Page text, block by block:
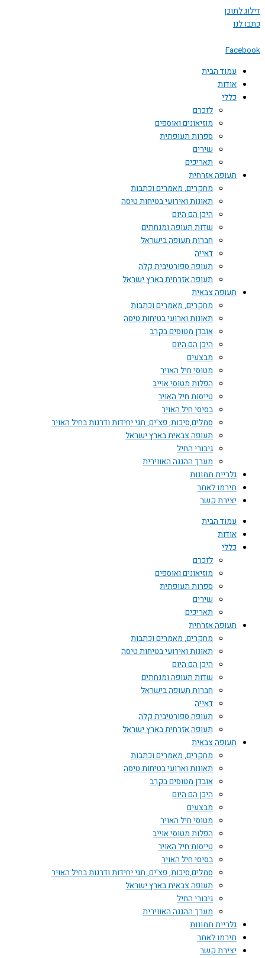
לתוכן
לנו
עמוד הבית
אודות
כללי
לזכרם
מוזיאונים ואוספים
ספרות תעופתית
שירים
תאריכים
תעופה אזרחית
מחקרים, מאמרים וכתבות
תאונות ואירועי בטיחות טיסה
היכן הם היום
שדות תעופה ומנחתים
חברות תעופה בישראל
דאייה
תעופה ספורטיבית קלה
תעופה אזרחית בארץ ישראל
תעופה צבאית
מחקרים, מאמרים וכתבות
תאונות וארועי בטיחות טיסה
אובדן מטוסים בקרב
היכן הם היום
מבצעים
מטוסי חיל האויר
הפלות מטוסי אוייב
טייסות חיל האויר
בסיסי חיל האויר
סמלים,סיכות, פצ'ים, תגי יחידות ודרגות בחיל האויר
תעופה צבאית בארץ ישראל
גיבורי החיל
מערך ההגנה האווירית
גלריית תמונות
תירמו לאתר
יצירת קשר
עמוד הבית
אודות
כללי
לזכרם
מוזיאונים ואוספים
ספרות תעופתית
שירים
תאריכים
תעופה אזרחית
מחקרים, מאמרים וכתבות
תאונות ואירועי בטיחות טיסה
היכן הם היום
שדות תעופה ומנחתים
חברות תעופה בישראל
דאייה
תעופה ספורטיבית קלה
תעופה אזרחית בארץ ישראל
תעופה צבאית
מחקרים, מאמרים וכתבות
תאונות וארועי בטיחות טיסה
אובדן מטוסים בקרב
היכן הם היום
מבצעים
מטוסי חיל האויר
הפלות מטוסי אוייב
טייסות חיל האויר
בסיסי חיל האויר
סמלים,סיכות, פצ'ים, תגי יחידות ודרגות בחיל האויר
תעופה צבאית בארץ ישראל
גיבורי החיל
מערך ההגנה האווירית
גלריית תמונות
תירמו לאתר
יצירת קשר